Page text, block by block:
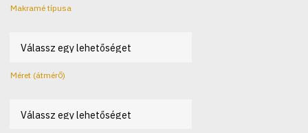
450 Ft
Makramé típusa
Méret (átmérő)